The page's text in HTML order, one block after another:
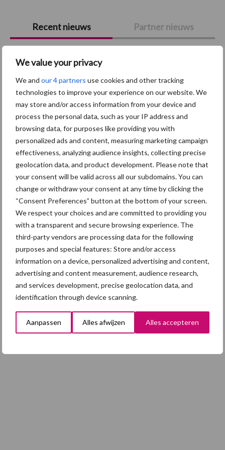
We value your privacy
We and our 4 partners use cookies and other tracking
technologies to improve your experience on our website. We
may store and/or access information from your device and
process the personal data, such as your IP address and
browsing data, for purposes like providing you with
personalized ads and content, measuring marketing campaign
effectiveness, analyzing audience insights, collecting precise
geolocation data, and product development. Please note that
your consent will be valid across all our subdomains. You can
change or withdraw your consent at any time by clicking the
“Consent Preferences” button at the bottom of your screen.
We respect your choices and are committed to providing you
with a transparent and secure browsing experience. The
third-party vendors are processing data for the following
purposes and special features: Store and/or access
information on a device, personalized advertising and content,
advertising and content measurement, audience research,
and services development, precise geolocation data, and
identification through device scanning.
Aanpassen Alles afwijzen Alles accepteren
Primaire
Sidebar
Recent nieuws Partner nieuws
afzetcrisis in het najaar
7 aug
Hittestress: wat gebeurt er en hoe
kunnen we het voorkomen?
5 aug
“Vraag naar praktische
hygieneoplossingen is in Polen
groter dan ooit”
5 aug
Eliminatieprotocol voor
Mycoplasma hyopneumoniae
4 aug
AVP in Finland onderstreept dat
alertheid belangrijk is, zeker nu
Toon meer